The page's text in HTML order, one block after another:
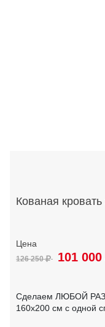
Кованая
126 250 101 000
Сделаем ЛЮБОЙ
160х200 см с одной